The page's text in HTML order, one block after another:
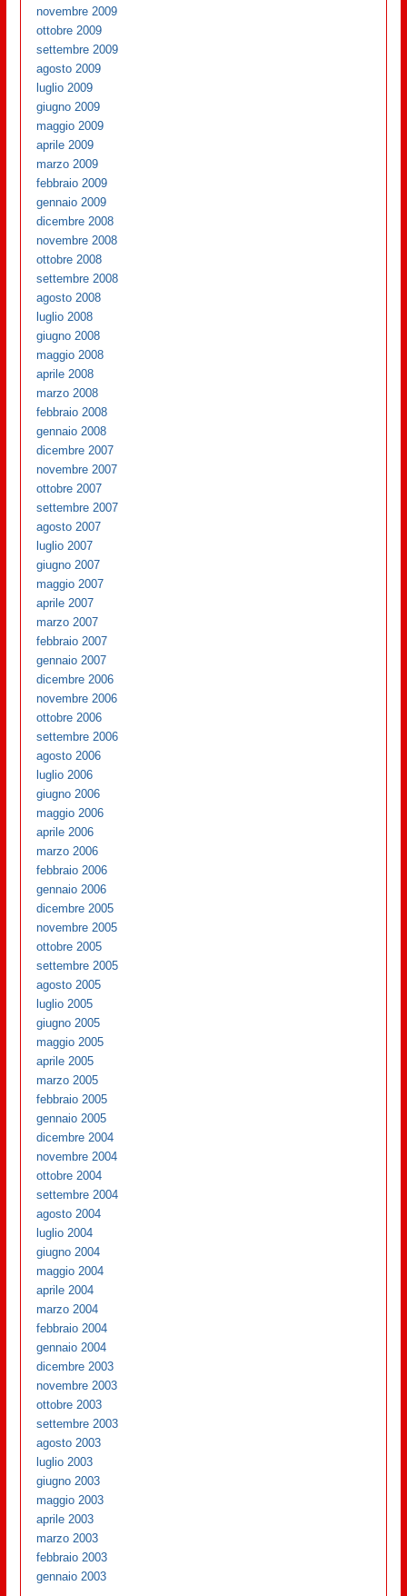
novembre 2009
ottobre 2009
settembre 2009
agosto 2009
luglio 2009
giugno 2009
maggio 2009
aprile 2009
marzo 2009
febbraio 2009
gennaio 2009
dicembre 2008
novembre 2008
ottobre 2008
settembre 2008
agosto 2008
luglio 2008
giugno 2008
maggio 2008
aprile 2008
marzo 2008
febbraio 2008
gennaio 2008
dicembre 2007
novembre 2007
ottobre 2007
settembre 2007
agosto 2007
luglio 2007
giugno 2007
maggio 2007
aprile 2007
marzo 2007
febbraio 2007
gennaio 2007
dicembre 2006
novembre 2006
ottobre 2006
settembre 2006
agosto 2006
luglio 2006
giugno 2006
maggio 2006
aprile 2006
marzo 2006
febbraio 2006
gennaio 2006
dicembre 2005
novembre 2005
ottobre 2005
settembre 2005
agosto 2005
luglio 2005
giugno 2005
maggio 2005
aprile 2005
marzo 2005
febbraio 2005
gennaio 2005
dicembre 2004
novembre 2004
ottobre 2004
settembre 2004
agosto 2004
luglio 2004
giugno 2004
maggio 2004
aprile 2004
marzo 2004
febbraio 2004
gennaio 2004
dicembre 2003
novembre 2003
ottobre 2003
settembre 2003
agosto 2003
luglio 2003
giugno 2003
maggio 2003
aprile 2003
marzo 2003
febbraio 2003
gennaio 2003